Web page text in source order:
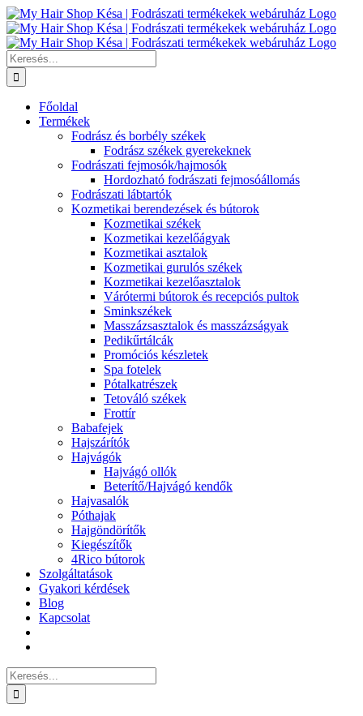
Kihagyás
Keresés...
Főoldal
Termékek
Fodrász és borbély székek
Fodrász székek gyerekeknek
Fodrászati fejmosók/hajmosók
Hordozható fodrászati fejmosóállomás
Fodrászati lábtartók
Kozmetikai berendezések és bútorok
Kozmetikai székek
Kozmetikai kezelőágyak
Kozmetikai asztalok
Kozmetikai gurulós székek
Kozmetikai kezelőasztalok
Várótermi bútorok és recepciós pultok
Sminkszékek
Masszázsasztalok és masszázságyak
Pedikűrtálcák
Promóciós készletek
Spa fotelek
Pótalkatrészek
Tetováló székek
Frottír
Babafejek
Hajszárítók
Hajvágók
Hajvágó ollók
Beterítő/Hajvágó kendők
Hajvasalók
Póthajak
Hajgöndörítők
Kiegészítők
4Rico bútorok
Szolgáltatások
Gyakori kérdések
Blog
Kapcsolat
Keresés...